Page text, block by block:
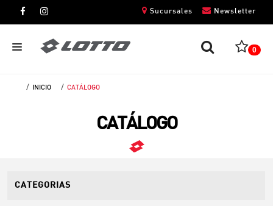
Newsletter
Sucursales
0
INICIO CATÁLOGO
CATÁLOGO
CATEGORIAS